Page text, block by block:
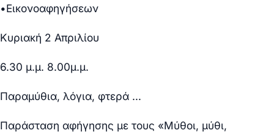
•Εικονοαφηγήσεων
Κυριακή 2 Απριλίου
6.30 μ.μ. 8.00μ.μ.
Παραμύθια, λόγια, φτερά …
Παράσταση αφήγησης με τους «Μύθοι, μύθι,